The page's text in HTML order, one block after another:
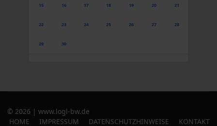
15 16 17 18 19 20 21
22 23 24 25 26 27 28
29 30
© 2026 | www.logl-bw.de
HOME
IMPRESSUM DATENSCHUTZHINWEISE KONTAKT